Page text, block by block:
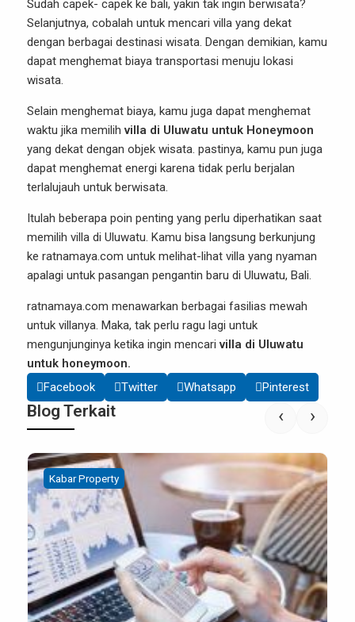
Sudah capek- capek ke bali, yakin tak ingin berwisata?
Selanjutnya, cobalah untuk mencari villa yang dekat
dengan berbagai destinasi wisata. Dengan demikian, kamu
dapat menghemat biaya transportasi menuju lokasi
wisata.
Selain menghemat biaya, kamu juga dapat menghemat
waktu jika memilih villa di Uluwatu untuk Honeymoon
yang dekat dengan objek wisata. pastinya, kamu pun juga
dapat menghemat energi karena tidak perlu berjalan
terlalujauh untuk berwisata.
Itulah beberapa poin penting yang perlu diperhatikan saat
memilih villa di Uluwatu. Kamu bisa langsung berkunjung
ke ratnamaya.com untuk melihat-lihat villa yang nyaman
apalagi untuk pasangan pengantin baru di Uluwatu, Bali.
ratnamaya.com menawarkan berbagai fasilias mewah
untuk villanya. Maka, tak perlu ragu lagi untuk
mengunjunginya ketika ingin mencari villa di Uluwatu
untuk honeymoon.
Facebook
Twitter Whatsapp Pinterest
Blog Terkait
Kabar Property
‹ ›